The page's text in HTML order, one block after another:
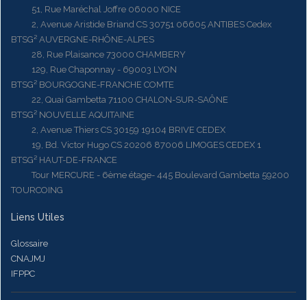
51, Rue Maréchal Joffre 06000 NICE
2, Avenue Aristide Briand CS 30751 06605 ANTIBES Cedex
BTSG² AUVERGNE-RHÔNE-ALPES
28, Rue Plaisance 73000 CHAMBERY
129, Rue Chaponnay - 69003 LYON
BTSG² BOURGOGNE-FRANCHE COMTE
22, Quai Gambetta 71100 CHALON-SUR-SAÔNE
BTSG² NOUVELLE AQUITAINE
2, Avenue Thiers CS 30159 19104 BRIVE CEDEX
19, Bd. Victor Hugo CS 20206 87006 LIMOGES CEDEX 1
BTSG² HAUT-DE-FRANCE
Tour MERCURE - 6ème étage- 445 Boulevard Gambetta 59200
TOURCOING
Liens Utiles
Glossaire
CNAJMJ
IFPPC